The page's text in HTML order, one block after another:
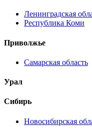
Ленинградская
Республика Коми
Приволжье
Самарская область
Урал
Сибирь
Новосибирская